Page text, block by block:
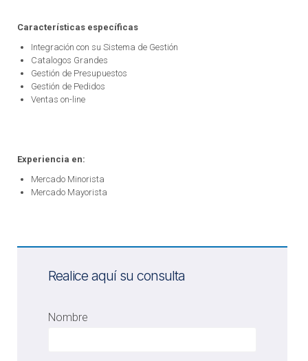
Características específicas
Integración con su Sistema de Gestión
Catalogos Grandes
Gestión de Presupuestos
Gestión de Pedidos
Ventas on-line
Experiencia en:
Mercado Minorista
Mercado Mayorista
Realice aquí su consulta
Nombre